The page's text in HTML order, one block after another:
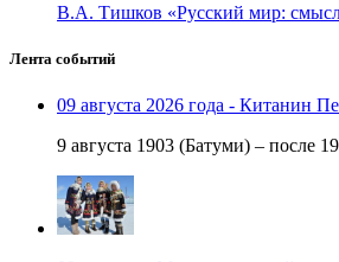
В.А. Тишков «Русский мир:
Лента событий
09 августа 2026 года - Китанин
9 августа 1903 (Батуми) – после